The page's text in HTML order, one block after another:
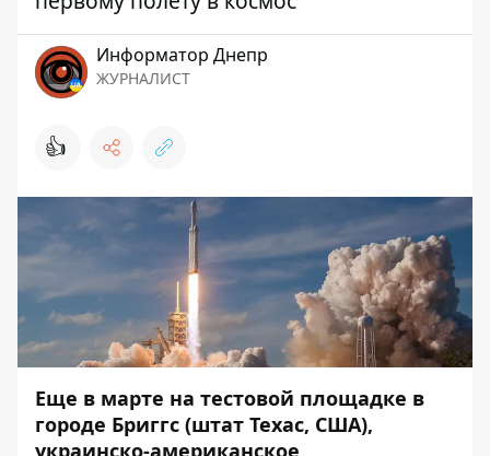
Информатор Днепр
ЖУРНАЛИСТ
👍
Еще в марте на тестовой площадке в
городе Бриггс (штат Техас, США),
украинско-американское